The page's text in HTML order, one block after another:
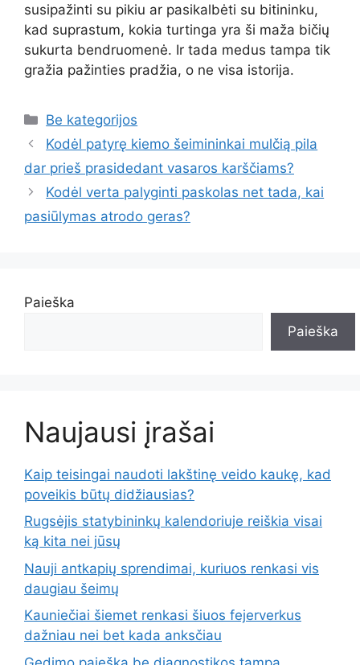
susipažinti su pikiu ar pasikalbėti su bitininku,
kad suprastum, kokia turtinga yra ši maža bičių
sukurta bendruomenė. Ir tada medus tampa tik
gražia pažinties pradžia, o ne visa istorija.
Kategorijos
Be kategorijos
Kodėl patyrę kiemo šeimininkai mulčią pila
dar prieš prasidedant vasaros karščiams?
Kodėl verta palyginti paskolas net tada, kai
pasiūlymas atrodo geras?
Paieška
Paieška
Naujausi įrašai
Kaip teisingai naudoti lakštinę veido kaukę, kad
poveikis būtų didžiausias?
Rugsėjis statybininkų kalendoriuje reiškia visai
ką kita nei jūsų
Nauji antkapių sprendimai, kuriuos renkasi vis
daugiau šeimų
Kauniečiai šiemet renkasi šiuos fejerverkus
dažniau nei bet kada anksčiau